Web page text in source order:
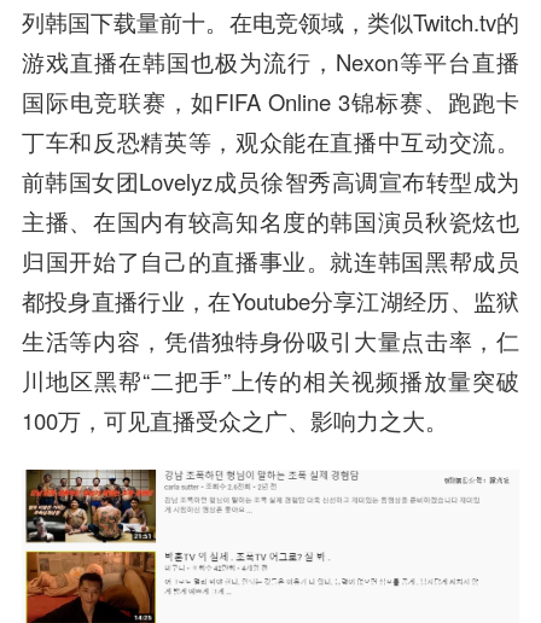
列韩国下载量前十。在电竞领域，类似Twitch.tv的
游戏直播在韩国也极为流行，Nexon等平台直播
国际电竞联赛，如FIFA Online 3锦标赛、跑跑卡
丁车和反恐精英等，观众能在直播中互动交流。
前韩国女团Lovelyz成员徐智秀高调宣布转型成为
主播、在国内有较高知名度的韩国演员秋瓷炫也
归国开始了自己的直播事业。就连韩国黑帮成员
都投身直播行业，在Youtube分享江湖经历、监狱
生活等内容，凭借独特身份吸引大量点击率，仁
川地区黑帮“二把手”上传的相关视频播放量突破
100万，可见直播受众之广、影响力之大。